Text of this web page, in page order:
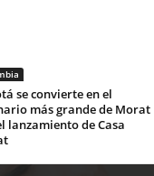
se convierte en el
más grande de Morat
lanzamiento de Casa